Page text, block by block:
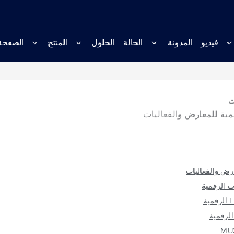
المنتج الحلول الحالة المدونة فيديو